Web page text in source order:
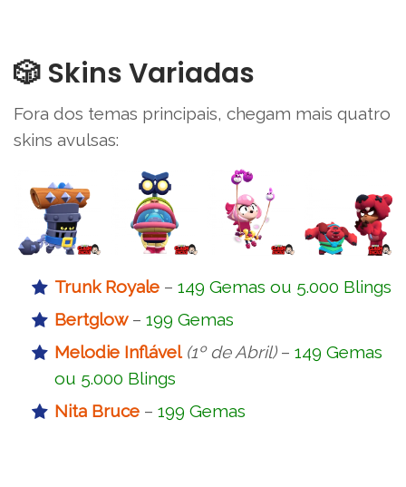
🎲 Skins Variadas
Fora dos temas principais, chegam mais quatro
skins avulsas:
Trunk Royale – 149 Gemas ou 5.000 Blings
Bertglow– 199 Gemas
Melodie Inflável (1º de Abril)– 149 Gemas
ou 5.000 Blings
Nita Bruce – 199 Gemas